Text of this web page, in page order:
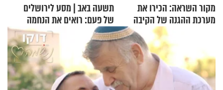
מקור השראה: הכירו את
מערכת ההגנה של הקיבה
תשעה באב | מסע לירושלים
של פעם: רואים את הנחמה